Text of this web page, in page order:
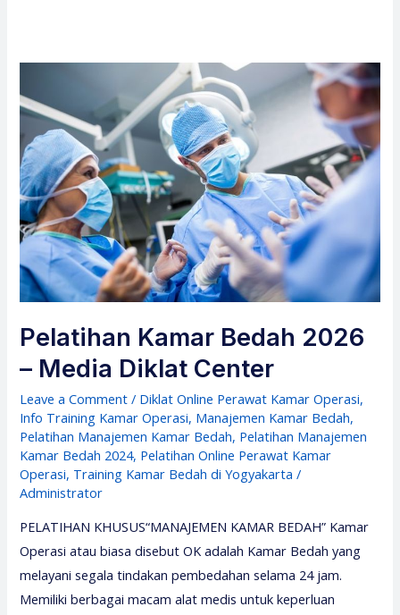
Pelatihan Kamar Bedah 2026
– Media Diklat Center
Leave a Comment / Diklat Online Perawat Kamar Operasi,
Info Training Kamar Operasi, Manajemen Kamar Bedah,
Pelatihan Manajemen Kamar Bedah, Pelatihan Manajemen
Kamar Bedah 2024, Pelatihan Online Perawat Kamar
Operasi, Training Kamar Bedah di Yogyakarta /
Administrator
PELATIHAN KHUSUS“MANAJEMEN KAMAR BEDAH” Kamar
Operasi atau biasa disebut OK adalah Kamar Bedah yang
melayani segala tindakan pembedahan selama 24 jam.
Memiliki berbagai macam alat medis untuk keperluan